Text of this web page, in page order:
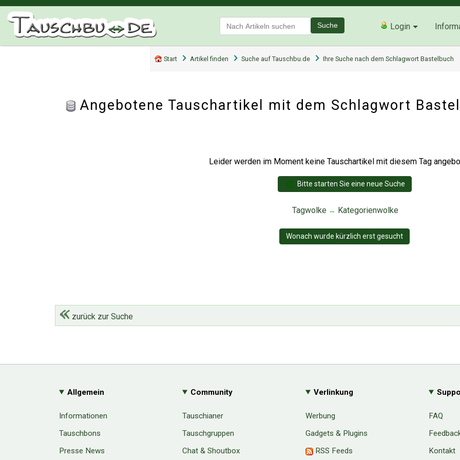
Suche Login
Start Artikel finden Suche auf Tauschbu.de Ihre Suche nach dem Schlagwort Bastelbuch
Angebotene Tauschartikel mit dem Schlagwort
Leider werden im Moment keine Tauschartikel mit diesem Tag
Bitte starten Sie eine neue Suche
Tagwolke ↔ Kategorienwolke
Wonach wurde kürzlich erst gesucht
zurück zur Suche
Allgemein
Informationen
Tauschbons
Presse News
Community
Tauschianer
Tauschgruppen
Chat & Shoutbox
Verlinkung
Werbung
Gadgets & Plugins
RSS Feeds
FAQ
Kontakt